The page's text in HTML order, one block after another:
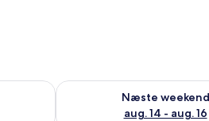
aug. 7 - aug. 9
Næste weekend
aug. 14 - aug. 16
Tjek tilgængelighed for